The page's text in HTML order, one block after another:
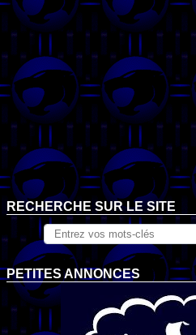
RECHERCHE SUR LE SITE
PETITES ANNONCES